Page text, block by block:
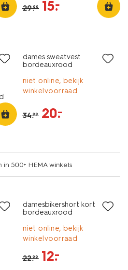
29.99 15.
–
dames sweatvest
bordeauxrood
niet online, bekijk
winkelvoorraad
34.99 20.
–
in 500+ HEMA winkels
damesbikershort kort
bordeauxrood
niet online, bekijk
winkelvoorraad
22.99 12.
–